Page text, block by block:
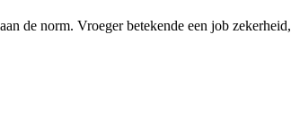
de norm. Vroeger betekende een job zekerheid,